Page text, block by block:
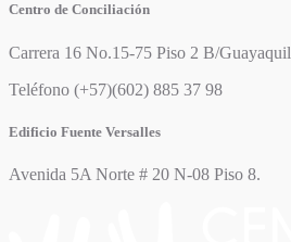
Centro de Conciliación
Carrera 16 No.15-75 Piso 2 B/Guayaquil
Teléfono (+57)(602) 885 37 98
Edificio Fuente Versalles
Avenida 5A Norte # 20 N-08 Piso 8.